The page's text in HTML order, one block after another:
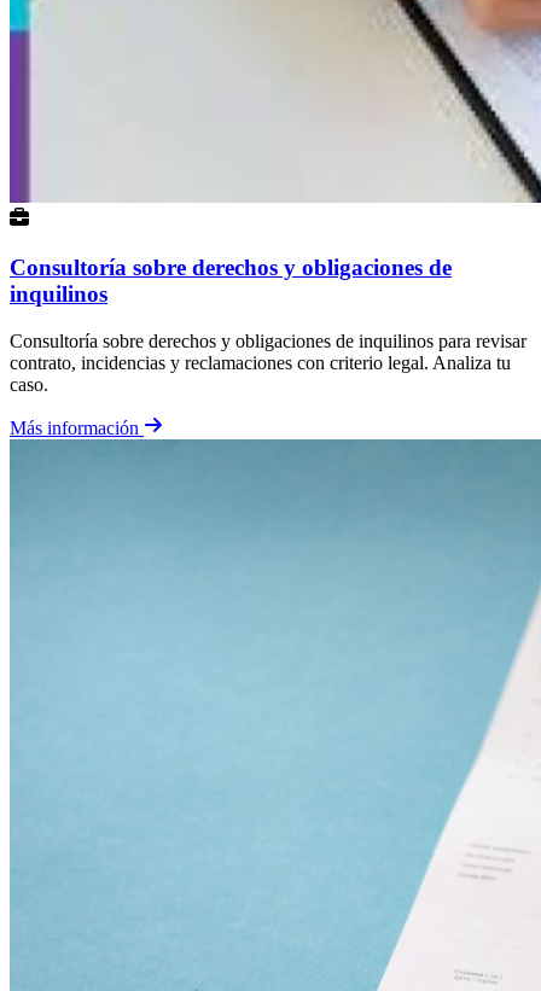
Consultoría sobre derechos y obligaciones de
inquilinos
Consultoría sobre derechos y obligaciones de inquilinos para revisar
contrato, incidencias y reclamaciones con criterio legal. Analiza tu
caso.
Más información